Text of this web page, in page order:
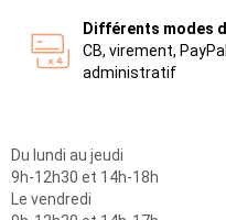
Différents modes
CB, virement,
administratif
Du lundi au jeudi
9h-12h30 et 14h-18h
Le vendredi